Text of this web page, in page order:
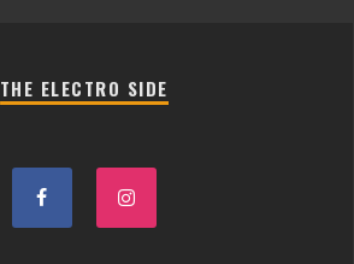
THE ELECTRO SIDE